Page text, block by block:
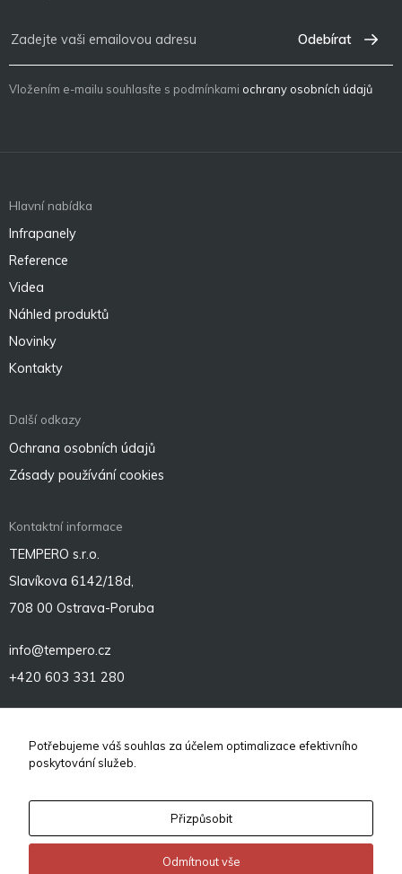
Odebírat
Vložením e-mailu souhlasíte s podmínkami ochrany osobních údajů
Hlavní nabídka
Infrapanely
Reference
Videa
Náhled produktů
Novinky
Kontakty
Další odkazy
Ochrana osobních údajů
Zásady používání cookies
Kontaktní informace
TEMPERO s.r.o.
Slavíkova 6142/18d,
708 00 Ostrava-Poruba
info@tempero.cz
+420 603 331 280
Sociální sítě
Potřebujeme váš souhlas za účelem optimalizace efektivního
poskytování služeb.
Přizpůsobit
Odmítnout vše